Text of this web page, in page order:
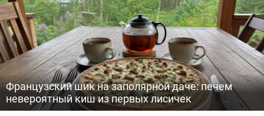
Французский шик на заполярной даче: печем
невероятный киш из первых лисичек